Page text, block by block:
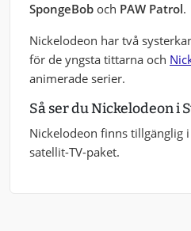
SpongeBob och PAW Patrol.
Nickelodeon har två
för de yngsta tittarna och
animerade serier.
Så ser du Nickelodeon i
Nickelodeon finns tillgänglig
satellit-TV-paket.